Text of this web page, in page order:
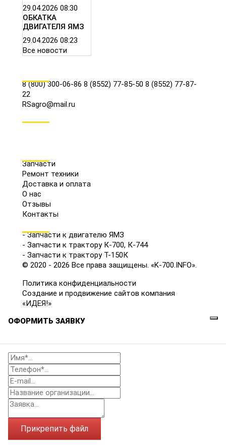
29.04.2026 08:30
ОБКАТКА
ДВИГАТЕЛЯ ЯМЗ
29.04.2026 08:23
Все новости
8 (800) 300-06-86 8 (8552) 77-85-50 8 (8552) 77-87-
22
RSagro@mail.ru
Запчасти
Ремонт техники
Доставка и оплата
О нас
Отзывы
Контакты
- Запчасти к двигателю ЯМЗ
- Запчасти к трактору К-700, К-744
- Запчасти к трактору Т-150К
© 2020 - 2026 Все права защищены. «K-700.INFO».
Политика конфиденциальности
Создание и продвижение сайтов компания
«ИДЕЯ!»
ОФОРМИТЬ ЗАЯВКУ
Прикрепить файл